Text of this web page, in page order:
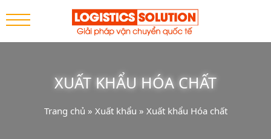
XUẤT KHẨU HÓA CHẤT
Trang chủ » Xuất khẩu » Xuất khẩu Hóa chất